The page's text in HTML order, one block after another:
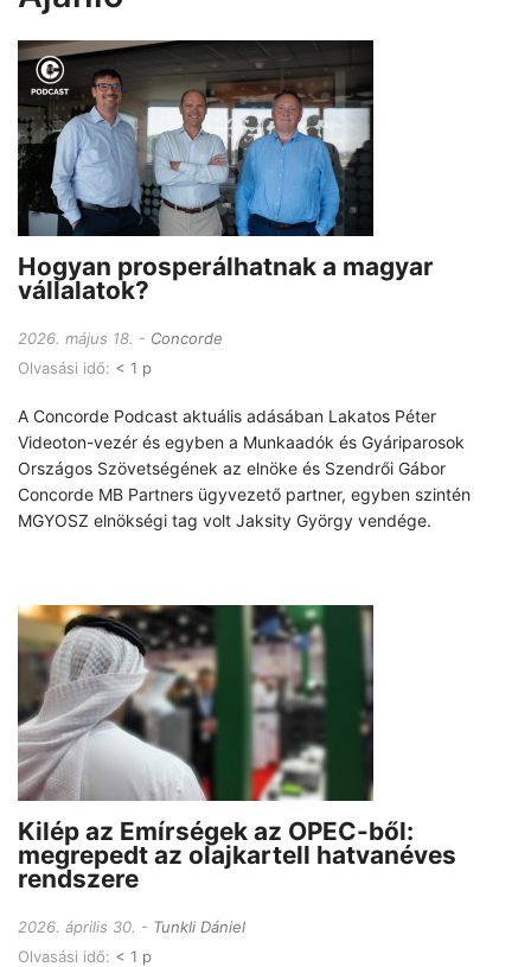
Hogyan prosperálhatnak a magyar
vállalatok?
2026. május 18.
Concorde
Olvasási idő: < 1 p
A Concorde Podcast aktuális adásában Lakatos Péter
Videoton-vezér és egyben a Munkaadók és Gyáriparosok
Országos Szövetségének az elnöke és Szendrői Gábor
Concorde MB Partners ügyvezető partner, egyben szintén
MGYOSZ elnökségi tag volt Jaksity György vendége.
Kilép az Emírségek az OPEC-ből:
megrepedt az olajkartell hatvanéves
rendszere
2026. április 30.
Tunkli Dániel
Olvasási idő: < 1 p